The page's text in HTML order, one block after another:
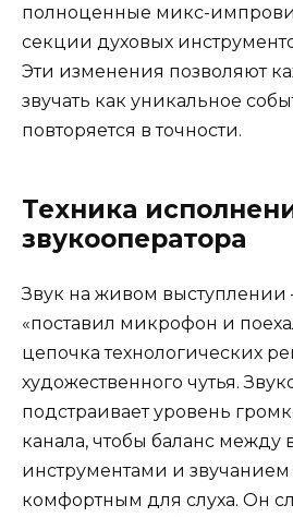
полноценные микс-
секции духовых
Эти изменения позволяют
звучать как уникальное
повторяется в точности.
Техника
звукооператора
Звук на живом выступлении
«поставил микрофон и
цепочка технологических
художественного чутья.
подстраивает уровень
канала, чтобы баланс между
инструментами и звучанием
комфортным для слуха. Он